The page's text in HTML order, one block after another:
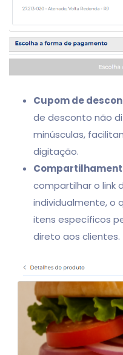
Cupom de
de desconto não
minúsculas,
digitação.
compartilhar o link
individualmente, o
itens específicos
direto aos clientes.